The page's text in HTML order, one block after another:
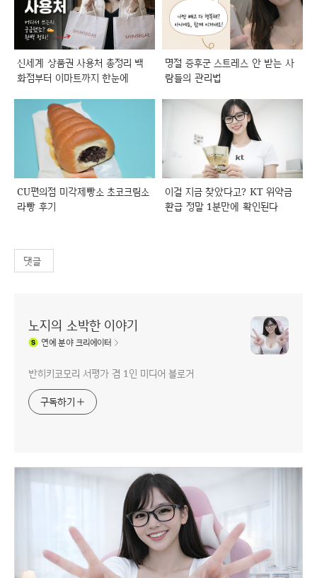
신세계 상품권 사용처 총정리 백
화점부터 이마트까지 한눈에
명절 증후군 스트레스 안 받는 사
람들의 관리법
CU편의점 미각제빵소 초코크림소
라빵 후기
이걸 지금 찾았다고? KT 위약금
환급 정말 1분만에 확인된다
댓글
노지의 소박한 이야기
연예분야 크리에이터
반히키코모리 서평가 겸 1인 미디어 블로거
구독하기